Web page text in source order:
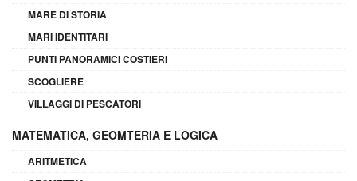
MARE DI STORIA
MARI IDENTITARI
PUNTI PANORAMICI COSTIERI
SCOGLIERE
VILLAGGI DI PESCATORI
MATEMATICA, GEOMTERIA E LOGICA
ARITMETICA